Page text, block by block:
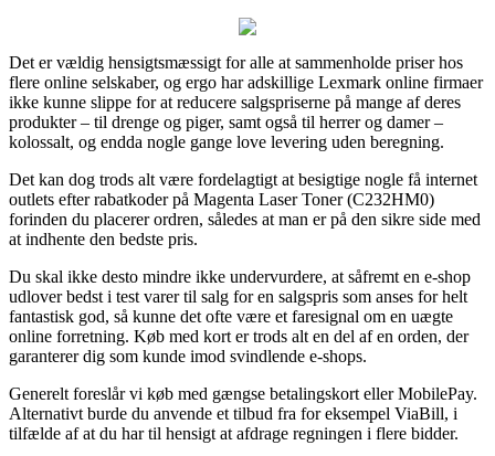
Det er vældig hensigtsmæssigt for alle at sammenholde priser hos
flere online selskaber, og ergo har adskillige Lexmark online firmaer
ikke kunne slippe for at reducere salgspriserne på mange af deres
produkter – til drenge og piger, samt også til herrer og damer –
kolossalt, og endda nogle gange love levering uden beregning.
Det kan dog trods alt være fordelagtigt at besigtige nogle få internet
outlets efter rabatkoder på Magenta Laser Toner (C232HM0)
forinden du placerer ordren, således at man er på den sikre side med
at indhente den bedste pris.
Du skal ikke desto mindre ikke undervurdere, at såfremt en e-shop
udlover bedst i test varer til salg for en salgspris som anses for helt
fantastisk god, så kunne det ofte være et faresignal om en uægte
online forretning. Køb med kort er trods alt en del af en orden, der
garanterer dig som kunde imod svindlende e-shops.
Generelt foreslår vi køb med gængse betalingskort eller MobilePay.
Alternativt burde du anvende et tilbud fra for eksempel ViaBill, i
tilfælde af at du har til hensigt at afdrage regningen i flere bidder.